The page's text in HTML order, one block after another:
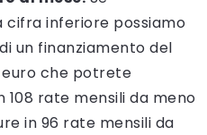
cifra inferiore possiamo
un finanziamento del
che potrete
rate mensili da meno
in 96 rate mensili da